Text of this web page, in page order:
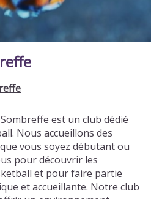
est un club dédié
Nous accueillons des
vous soyez débutant ou
pour découvrir les
et pour faire partie
et accueillante. Notre club